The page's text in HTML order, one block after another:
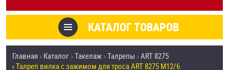
ОТЗЫВЫ
УСЛУГИ
КАТАЛОГ ТОВАРОВ
Товары со скидкой
Главная Каталог Такелаж Талрепы ART 8275
Талреп вилка с зажимом для троса ART 8275 М12/6